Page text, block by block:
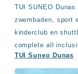
TUI SUNEO
zwembaden, sport
kinderclub en
complete all
TUI Suneo Dunas